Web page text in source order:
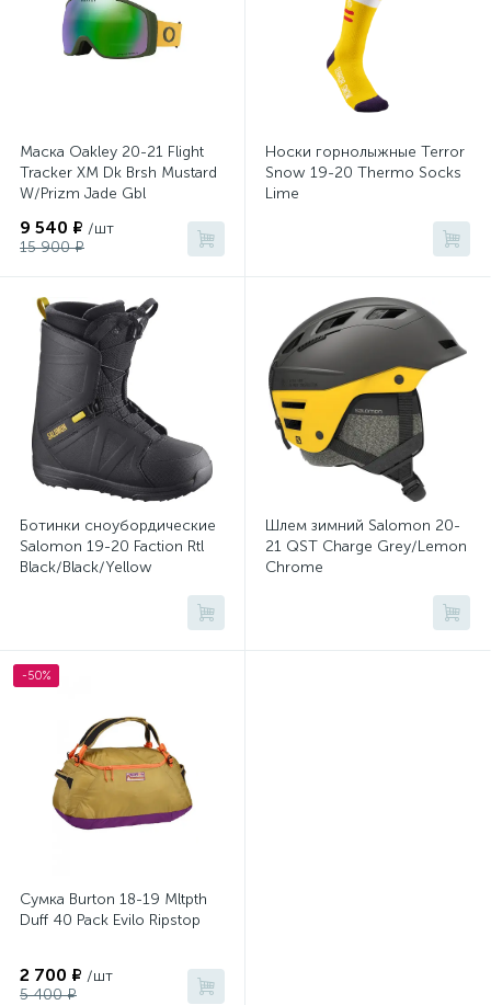
Маска Oakley 20-21 Flight
Tracker XM Dk Brsh Mustard
W/Prizm Jade Gbl
9 540 ₽ /шт
15 900 ₽
Носки горнолыжные Terror
Snow 19-20 Thermo Socks
Lime
Ботинки сноубордические
Salomon 19-20 Faction Rtl
Black/Black/Yellow
Шлем зимний Salomon 20-
21 QST Charge Grey/Lemon
Chrome
-50%
Сумка Burton 18-19 Mltpth
Duff 40 Pack Evilo Ripstop
2 700 ₽ /шт
5 400 ₽